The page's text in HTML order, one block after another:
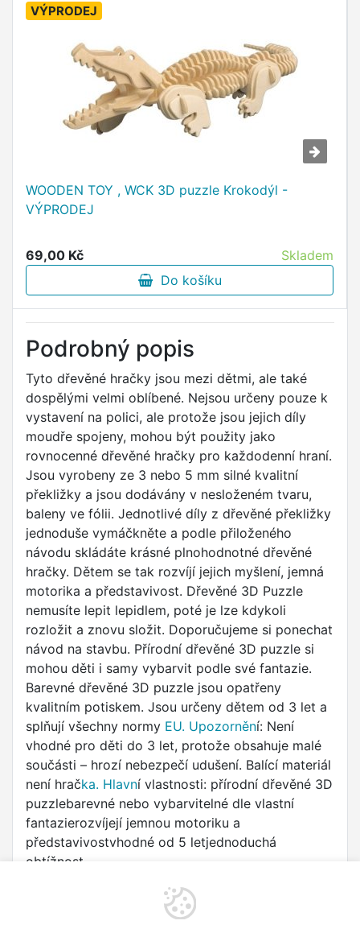
VÝPRODEJ
WOODEN TOY , WCK 3D puzzle Krokodýl -
VÝPRODEJ
69,00 Kč
Skladem
Do košíku
Podrobný popis
Tyto dřevěné hračky jsou mezi dětmi, ale také
dospělými velmi oblíbené. Nejsou určeny pouze k
vystavení na polici, ale protože jsou jejich díly
moudře spojeny, mohou být použity jako
rovnocenné dřevěné hračky pro každodenní hraní.
Jsou vyrobeny ze 3 nebo 5 mm silné kvalitní
překližky a jsou dodávány v nesloženém tvaru,
baleny ve fólii. Jednotlivé díly z dřevěné překližky
jednoduše vymáčkněte a podle přiloženého
návodu skládáte krásné plnohodnotné dřevěné
hračky. Dětem se tak rozvíjí jejich myšlení, jemná
motorika a představivost. Dřevěné 3D Puzzle
nemusíte lepit lepidlem, poté je lze kdykoli
rozložit a znovu složit. Doporučujeme si ponechat
návod na stavbu. Přírodní dřevěné 3D puzzle si
mohou děti i samy vybarvit podle své fantazie.
Barevné dřevěné 3D puzzle jsou opatřeny
kvalitním potiskem. Jsou určeny dětem od 3 let a
splňují všechny normy EU. Upozornění: Není
vhodné pro děti do 3 let, protože obsahuje malé
součásti – hrozí nebezpečí udušení. Balící materiál
není hračka. Hlavní vlastnosti: přírodní dřevěné 3D
puzzlebarevné nebo vybarvitelné dle vlastní
fantazierozvíjejí jemnou motoriku a
představivostvhodné od 5 letjednoduchá
obtížnost
Výrobce/dovozce podle nařízení (EU) 2023/988